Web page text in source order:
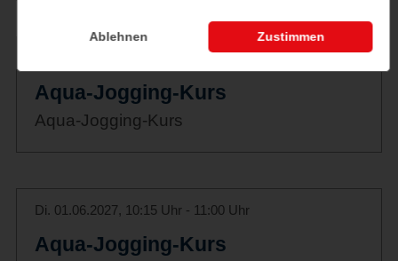
Aqua-Jogging-Kurs
Aqua-Jogging-Kurs
Di. 01.06.2027, 10:15 Uhr - 11:00 Uhr
Aqua-Jogging-Kurs
Ablehnen Zustimmen